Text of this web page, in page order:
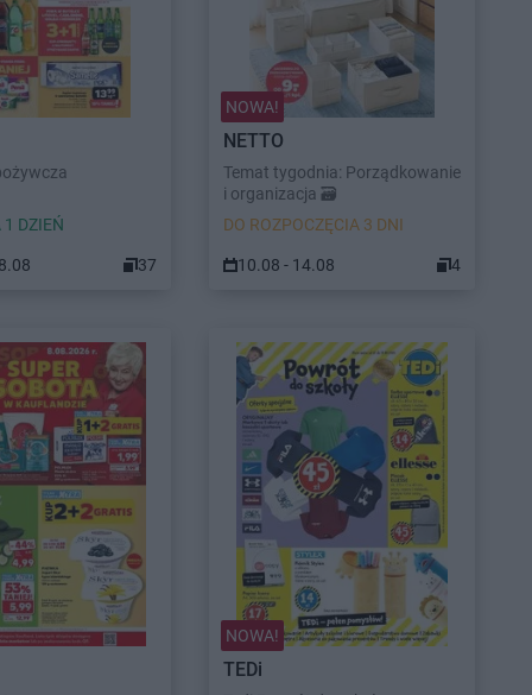
1 DZIEŃ
37
NOWA!
NETTO
Temat tygodnia: Porządkowanie
i organizacja 🗃️
DO ROZPOCZĘCIA 3 DNI
10.08 - 14.08 4
NOWA!
TEDi